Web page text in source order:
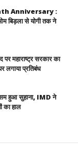
Anniversary :
बिड़ला से योगी तक ने
सरकार का
लगाया प्रतिबंध
हुआ सुहाना, IMD ने
का हाल